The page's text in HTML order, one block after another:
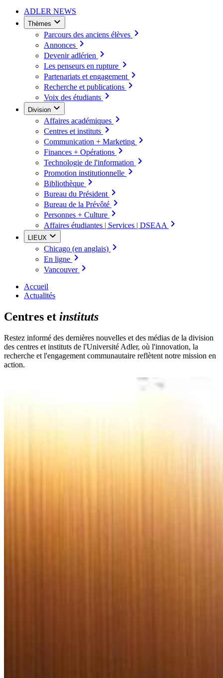
ADLER NEWS
Thèmes
Parcours des anciens élèves
Annonces
Devenir adlérien
Les penseurs en rupture
Partenariats et engagement
Recherche et publications
Voix des étudiants
Division
Affaires académiques
Centres et instituts
Communication + Marketing
Finances + Opérations
Technologie de l'information
Promotion institutionnelle
Bibliothèque
Bureau du Président
Bureau de la Prévôté
Personnes + Culture
Affaires étudiantes | Services | DSEAA
LIEUX
Chicago (en anglais)
En ligne
Vancouver
Accueil
Actualités
Centres et instituts
Restez informé des dernières nouvelles et des médias de la division
des centres et instituts de l'Université Adler, où l'innovation, la
recherche et l'engagement communautaire reflètent notre mission en
action.